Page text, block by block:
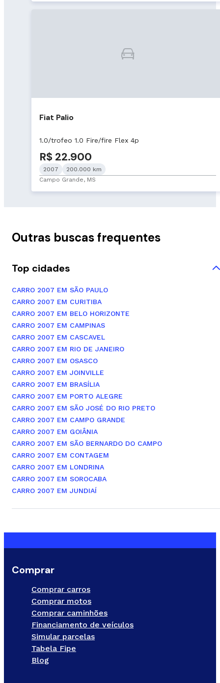
Fiat Palio
1.0/trofeo 1.0 Fire/fire Flex 4p
R$ 22.900
2007
200.000 km
Campo Grande, MS
Outras buscas frequentes
Top cidades
CARRO 2007 EM SÃO PAULO
CARRO 2007 EM CURITIBA
CARRO 2007 EM BELO HORIZONTE
CARRO 2007 EM CAMPINAS
CARRO 2007 EM CASCAVEL
CARRO 2007 EM RIO DE JANEIRO
CARRO 2007 EM OSASCO
CARRO 2007 EM JOINVILLE
CARRO 2007 EM BRASÍLIA
CARRO 2007 EM PORTO ALEGRE
CARRO 2007 EM SÃO JOSÉ DO RIO PRETO
CARRO 2007 EM CAMPO GRANDE
CARRO 2007 EM GOIÂNIA
CARRO 2007 EM SÃO BERNARDO DO CAMPO
CARRO 2007 EM CONTAGEM
CARRO 2007 EM LONDRINA
CARRO 2007 EM SOROCABA
CARRO 2007 EM JUNDIAÍ
Comprar
Comprar carros
Comprar motos
Comprar caminhões
Financiamento de veículos
Simular parcelas
Tabela Fipe
Blog